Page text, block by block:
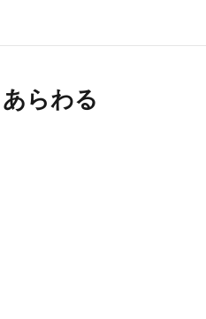
らわる